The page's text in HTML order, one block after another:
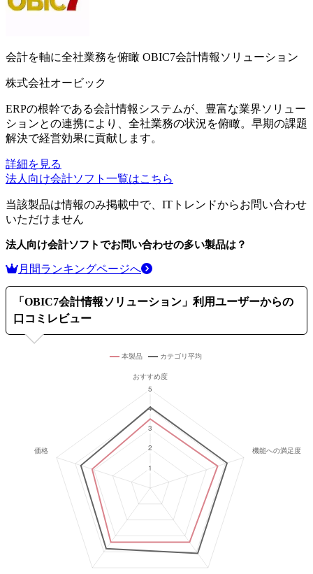
会計を軸に全社業務を俯瞰 OBIC7会計情報ソリューション
株式会社オービック
ERPの根幹である会計情報システムが、豊富な業界ソリュー
ションとの連携により、全社業務の状況を俯瞰。早期の課題
解決で経営効果に貢献します。
詳細を見る
法人向け会計ソフト 一覧はこちら
当該製品は情報のみ掲載中で、ITトレンドからお問い合わせ
いただけません
法人向け会計ソフトでお問い合わせの多い製品は？
月間ランキングページへ
「 OBIC7会計情報ソリューション 」利用ユーザーからの
口コミレビュー